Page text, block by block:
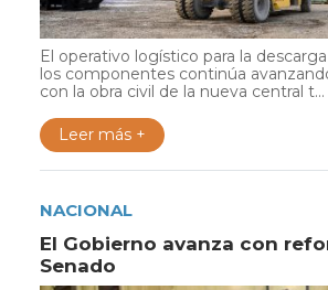
El operativo logístico para la
los componentes continúa
con la obra civil de la nueva central t...
Leer más +
NACIONAL
El Gobierno avanza con
Senado